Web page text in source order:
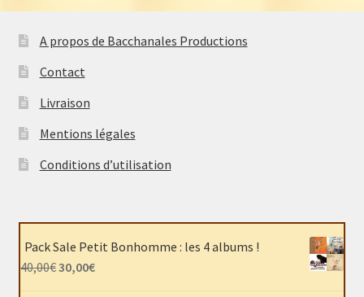
A propos de Bacchanales Productions
Contact
Livraison
Mentions légales
Conditions d’utilisation
Pack Sale Petit Bonhomme : les 4 albums !
40,00€ Le
30,00€Le